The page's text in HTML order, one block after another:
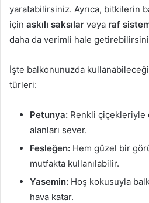
yaratabilirsiniz. Ayrıca, bitkilerin
için askılı saksılar veya raf
daha da verimli hale
İşte balkonunuzda
türleri:
Petunya: Renkli çiçekleriyle
alanları sever.
Fesleğen: Hem güzel bir
mutfakta kullanılabilir.
Yasemin: Hoş kokusuyla
hava katar.